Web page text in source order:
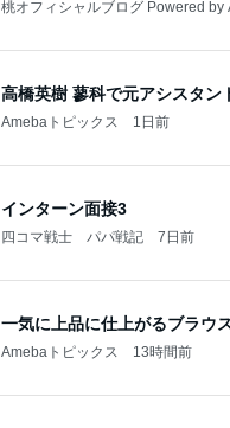
桃オフィシャルブログ Powered by
高橋英樹 蓼科で元アシスタン
Amebaトピックス 1日前
インターン面接3
四コマ戦士 パパ戦記 7日前
一気に上品に仕上がるブラウ
Amebaトピックス 13時間前